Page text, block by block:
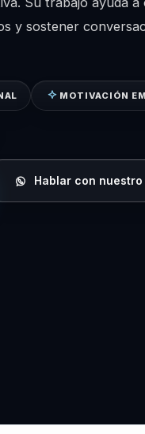
y sostener
MOTIVACIÓN
Hablar con